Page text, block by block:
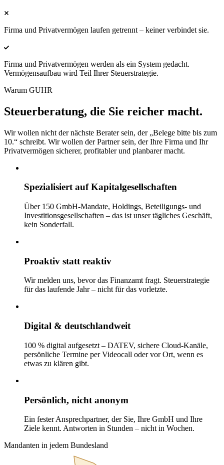
Firma und Privatvermögen laufen getrennt – keiner verbindet sie.
Firma und Privatvermögen werden als ein System gedacht.
Vermögensaufbau wird Teil Ihrer Steuerstrategie.
Warum GUHR
Steuerberatung, die Sie reicher macht.
Wir wollen nicht der nächste Berater sein, der „Belege bitte bis zum
10.“ schreibt. Wir wollen der Partner sein, der Ihre Firma und Ihr
Privatvermögen sicherer, profitabler und planbarer macht.
Spezialisiert auf Kapitalgesellschaften
Über 150 GmbH-Mandate, Holdings, Beteiligungs- und
Investitionsgesellschaften – das ist unser tägliches Geschäft,
kein Sonderfall.
Proaktiv statt reaktiv
Wir melden uns, bevor das Finanzamt fragt. Steuerstrategie
für das laufende Jahr – nicht für das vorletzte.
Digital & deutschlandweit
100 % digital aufgesetzt – DATEV, sichere Cloud-Kanäle,
persönliche Termine per Videocall oder vor Ort, wenn es
etwas zu klären gibt.
Persönlich, nicht anonym
Ein fester Ansprechpartner, der Sie, Ihre GmbH und Ihre
Ziele kennt. Antworten in Stunden – nicht in Wochen.
Mandanten in jedem Bundesland